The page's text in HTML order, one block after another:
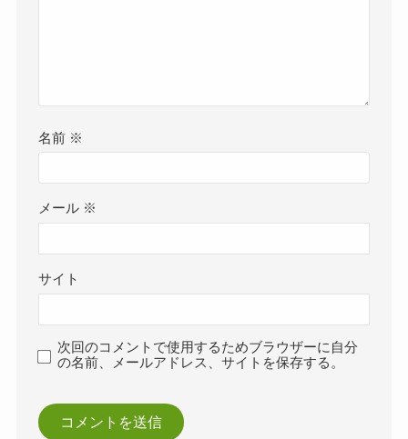
名前 ※
メール ※
サイト
次回のコメントで使用するためブラウザーに自分
の名前、メールアドレス、サイトを保存する。